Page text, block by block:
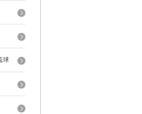
球